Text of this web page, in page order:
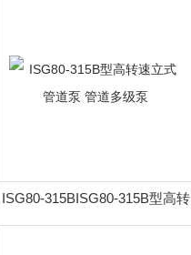
ISG80-315BISG80-315B型高转
速立式管道泵 管道多级泵